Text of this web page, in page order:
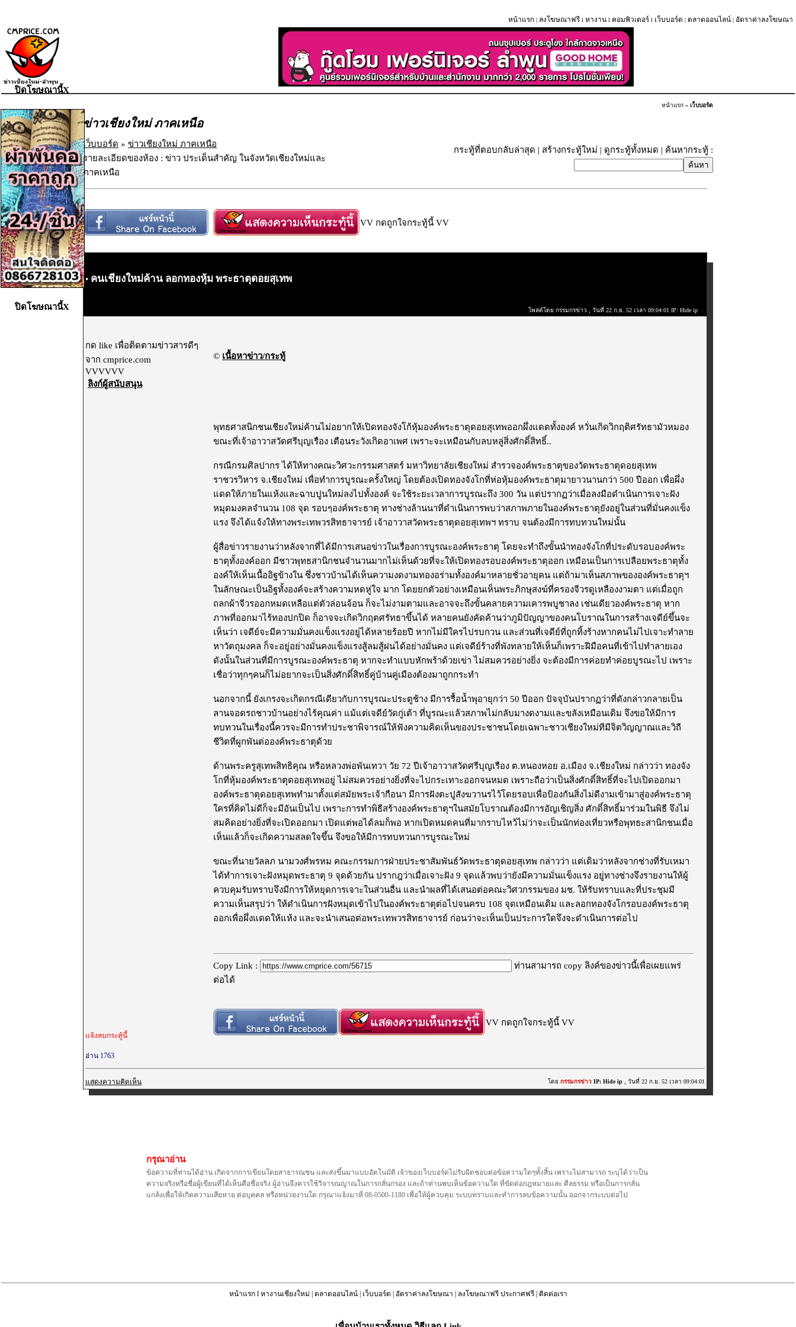
หน้าแรก | ลงโฆษณาฟรี l หางาน l คอมพิวเตอร์ l เว็บบอร์ด | ตลาดออนไลน์ | อัตราค่าลงโฆษณา
หน้าแรก » เว็บบอร์ด
ข่าวเชียงใหม่ ภาคเหนือ
เว็บบอร์ด » ข่าวเชียงใหม่ ภาคเหนือ
รายละเอียดของห้อง : ข่าว ประเด็นสำคัญ ในจังหวัดเชียงใหม่และ
ภาคเหนือ
กระทู้ที่ตอบกลับล่าสุด | สร้างกระทู้ใหม่ | ดูกระทู้ทั้งหมด | ค้นหากระทู้ :
VV กดถูกใจกระทู้นี้ VV
• คนเชียงใหม่ค้าน ลอกทองหุ้ม พระธาตุดอยสุเทพ
โพสต์โดย กรรมกรข่าว , วันที่ 22 ก.ย. 52 เวลา 09:04:01 IP: Hide ip
กด like เพื่อติดตามข่าวสารดีๆ
จาก cmprice.com
VVVVVV
ลิงก์ผู้สนับสนุน
© เนื้อหาข่าว/กระทู้
พุทธศาสนิกชนเชียงใหม่ค้านไม่อยากให้เปิดทองจังโก้หุ้มองค์พระธาตุดอยสุเทพออกผึ่งแดดทั้งองค์ หวั่นเกิดวิกฤติศรัทธามัวหมอง
ขณะที่เจ้าอาวาสวัดศรีบุญเรือง เตือนระวังเกิดอาเพศ เพราะจะเหมือนกับลบหลู่สิ่งศักดิ์สิทธิ์..
กรณีกรมศิลปากร ได้ให้ทางคณะวิศวะกรรมศาสตร์ มหาวิทยาลัยเชียงใหม่ สำรวจองค์พระธาตุของวัดพระธาตุดอยสุเทพ
ราชวรวิหาร จ.เชียงใหม่ เพื่อทำการบูรณะครั้งใหญ่ โดยต้องเปิดทองจังโกที่ห่อหุ้มองค์พระธาตุมายาวนานกว่า 500 ปีออก เพื่อผึ่ง
แดดให้ภายในแห้งและฉาบปูนใหม่ลงไปทั้งองค์ จะใช้ระยะเวลาการบูรณะถึง 300 วัน แต่ปรากฏว่าเมื่อลงมือดำเนินการเจาะฝัง
หมุดมงคลจำนวน 108 จุด รอบๆองค์พระธาตุ ทางช่างล้านนาที่ดำเนินการพบว่าสภาพภายในองค์พระธาตุยังอยู่ในส่วนที่มั่นคงแข็ง
แรง จึงได้แจ้งให้ทางพระเทพวรสิทธาจารย์ เจ้าอาวาสวัดพระธาตุดอยสุเทพฯ ทราบ จนต้องมีการทบทวนใหม่นั้น
ผู้สื่อข่าวรายงานว่าหลังจากที่ได้มีการเสนอข่าวในเรื่องการบูรณะองค์พระธาตุ โดยจะทำถึงขั้นนำทองจังโกที่ประดับรอบองค์พระ
ธาตุทั้งองค์ออก มีชาวพุทธสานิกชนจำนวนมากไม่เห็นด้วยที่จะให้เปิดทองรอบองค์พระธาตุออก เหมือนเป็นการเปลือยพระธาตุทั้ง
องค์ให้เห็นเนื้ออิฐข้างใน ซึ่งชาวบ้านได้เห็นความงดงามทองอร่ามทั้งองค์มาหลายชั่วอายุคน แต่ถ้ามาเห็นสภาพขององค์พระธาตุฯ
ในลักษณะเป็นอิฐทั้งองค์จะสร้างความหดหู่ใจ มาก โดยยกตัวอย่างเหมือนเห็นพระภิกษุสงฆ์ที่ครองจีวรดูเหลืองงามตา แต่เมื่อถูก
ถลกผ้าจีวรออกหมดเหลือแต่ตัวล่อนจ้อน ก็จะไม่งามตามและอาจจะถึงขั้นคลายความเคารพบูชาลง เช่นเดียวองค์พระธาตุ หาก
ภาพที่ออกมาไร้ทองปกปิด ก็อาจจะเกิดวิกฤตศรัทธาขึ้นได้ หลายคนยังคัดค้านว่าภูมิปัญญาของคนโบราณในการสร้างเจดีย์ขึ้นจะ
เห็นว่า เจดีย์จะมีความมั่นคงแข็งแรงอยู่ได้หลายร้อยปี หากไม่มีใครไปรบกวน และส่วนที่เจดีย์ที่ถูกทิ้งร้างหากคนไม่ไปเจาะทำลาย
หาวัตถุมงคล ก็จะอยู่อย่างมั่นคงแข็งแรงสู้ลมสู้ฝนได้อย่างมั่นคง แต่เจดีย์ร้างที่พังทลายให้เห็นก็เพราะฝีมือคนที่เข้าไปทำลายเอง
ดังนั้นในส่วนที่มีการบูรณะองค์พระธาตุ หากจะทำแบบหักพร้าด้วยเข่า ไม่สมควรอย่างยิ่ง จะต้องมีการค่อยทำค่อยบูรณะไป เพราะ
เชื่อว่าทุกๆคนก็ไม่อยากจะเป็นสิ่งศักดิ์สิทธิ์คู่บ้านคู่เมืองต้องมาถูกกระทำ
นอกจากนี้ ยังเกรงจะเกิดกรณีเดียวกับการบูรณะประตูช้าง มีการรื้อน้ำพุอายุกว่า 50 ปีออก ปัจจุบันปรากฏว่าที่ดังกล่าวกลายเป็น
ลานจอดรถชาวบ้านอย่างไร้คุณค่า แม้แต่เจดีย์วัดกู่เต้า ที่บูรณะแล้วสภาพไม่กลับมางดงามและขลังเหมือนเดิม จึงขอให้มีการ
ทบทวนในเรื่องนี้ควรจะมีการทำประชาพิจารณ์ให้ฟังความคิดเห็นของประชาชนโดยเฉพาะชาวเชียงใหม่ทีมีจิตวิญญาณและวิถี
ชีวิตที่ผูกพันต่อองค์พระธาตุด้วย
ด้านพระครูสุเทพสิทธิคุณ หรือหลวงพ่อพันเทวา วัย 72 ปีเจ้าอาวาสวัดศรีบุญเรือง ต.หนองหอย อ.เมือง จ.เชียงใหม่ กล่าวว่า ทองจัง
โกที่หุ้มองค์พระธาตุดอยสุเทพอยู่ ไม่สมควรอย่างยิ่งที่จะไปกระเทาะออกจนหมด เพราะถือว่าเป็นสิ่งศักดิ์สิทธิ์ที่จะไปเปิดออกมา
องค์พระธาตุดอยสุเทพทำมาตั้งแต่สมัยพระเจ้ากือนา มีการฝังตะปูสังฆวานรไว้โดยรอบเพื่อป้องกันสิ่งไม่ดีงามเข้ามาสู่องค์พระธาตุ
ใครที่คิดไม่ดีก็จะมีอันเป็นไป เพราะการทำพิธีสร้างองค์พระธาตุฯในสมัยโบราณต้องมีการอัญเชิญสิ่ง ศักดิ์สิทธิ์มาร่วมในพิธี จึงไม่
สมคิดอย่างยิ่งที่จะเปิดออกมา เปิดแต่พอได้ลมก็พอ หากเปิดหมดคนที่มากราบไหว้ไม่ว่าจะเป็นนักท่องเที่ยวหรือพุทธะสานิกชนเมื่อ
เห็นแล้วก็จะเกิดความสลดใจขึ้น จึงขอให้มีการทบทวนการบูรณะใหม่
ขณะที่นายวัลลภ นามวงศ์พรหม คณะกรรมการฝ่ายประชาสัมพันธ์วัดพระธาตุดอยสุเทพ กล่าวว่า แต่เดิมว่าหลังจากช่างที่รับเหมา
ได้ทำการเจาะฝังหมุดพระธาตุ 9 จุดด้วยกัน ปรากฎว่าเมื่อเจาะฝัง 9 จุดแล้วพบว่ายังมีความมั่นแข็งแรง อยู่ทางช่างจึงรายงานให้ผู้
ควบคุมรับทราบจึงมีการให้หยุดการเจาะในส่วนอื่น และนำผลที่ได้เสนอต่อคณะวิศวกรรมของ มช. ให้รับทราบและที่ประชุมมี
ความเห็นสรุปว่า ให้ดำเนินการฝังหมุดเข้าไปในองค์พระธาตุต่อไปจนครบ 108 จุดเหมือนเดิม และลอกทองจังโกรอบองค์พระธาตุ
ออกเพื่อผึ่งแดดให้แห้ง และจะนำเสนอต่อพระเทพวรสิทธาจารย์ ก่อนว่าจะเห็นเป็นประการใดจึงจะดำเนินการต่อไป
Copy Link :
ท่านสามารถ copy ลิงค์ของข่าวนี้เพื่อเผยแพร่
ต่อได้
VV กดถูกใจกระทู้นี้ VV
แจ้งลบกระทู้นี้
อ่าน 1763
แสดงความคิดเห็น โดย กรรมกรข่าว IP: Hide ip , วันที่ 22 ก.ย. 52 เวลา 09:04:01
กรุณาอ่าน
ข้อความที่ท่านได้อ่าน เกิดจากการเขียนโดยสาธารณชน และส่งขึ้นมาแบบอัตโนมัติ เจ้าของเว็บบอร์ดไม่รับผิดชอบต่อข้อความใดๆทั้งสิ้น เพราะไม่สามารถ ระบุได้ว่าเป็น
ความจริงหรือชื่อผู้เขียนที่ได้เห็นคือชื่อจริง ผู้อ่านจึงควรใช้วิจารณญาณในการกลั่นกรอง และถ้าท่านพบเห็นข้อความใด ที่ขัดต่อกฎหมายและ ศีลธรรม หรือเป็นการกลั่น
แกล้งเพื่อให้เกิดความเสียหาย ต่อบุคคล หรือหน่วยงานใด กรุณาแจ้งมาที่ 08-0500-1180 เพื่อให้ผู้ควบคุม ระบบทราบและทำการลบข้อความนั้น ออกจากระบบต่อไป
ปิดโฆษณานี้X
ปิดโฆษณานี้X
หน้าแรกl หางานเชียงใหม่ | ตลาดออนไลน์| เว็บบอร์ด | อัตราค่าลงโฆษณา | ลงโฆษณาฟรี ประกาศฟรี| ติดต่อเรา